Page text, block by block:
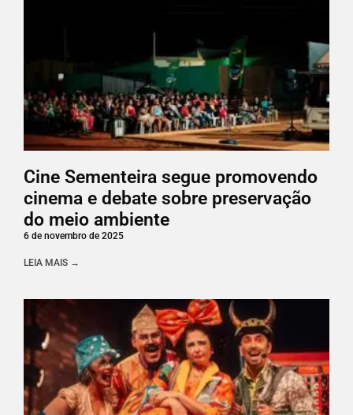
Cine Sementeira segue promovendo
cinema e debate sobre preservação
do meio ambiente
6 de novembro de 2025
LEIA MAIS →